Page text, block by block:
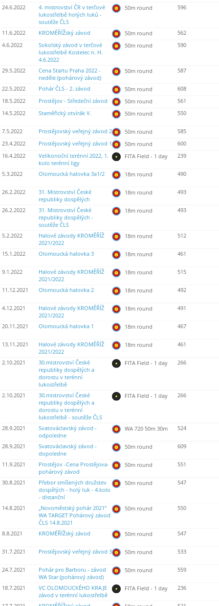
24.6.2022
4. mistrovství ČR v terčové
lukostřelbě holých luků -
soutěže ČLS
50m round 596
11.6.2022 KROMĚŘÍŽský závod 50m round
562
4.6.2022
Sokolský závod v terčové
lukostřelbě Kostelec n. H.
4.6.2022
50m round 590
29.5.2022
Cena Startu Praha 2022 -
neděle (pohárový závod)
50m round 587
22.5.2022 Pohár ČLS - 2. závod 50m round
608
18.5.2022
Prostějov - Středeční závod 50m round
561
14.5.2022
Staměřický otvírák V. 50m round 550
7.5.2022 Prostějovský veřejný závod 2 50m round
585
23.4.2022
Prostějovský veřejný závod 1 50m round
600
16.4.2022
Velikonoční terénní 2022, 1.
kolo terénní ligy
FITA Field - 1 day 239
5.3.2022 Olomoucká halovka 3a1/2 18m round 490
26.2.2022
31. Mistrovství České
republiky dospělých
18m round 493
26.2.2022
31. Mistrovství České
republiky dospělých -
soutěže ČLS
18m round 493
5.2.2022
Halové závody KROMĚŘÍŽ
2021/2022
18m round 512
15.1.2022 Olomoucká halovka 3 18m round 461
9.1.2022
Halové závody KROMĚŘÍŽ
2021/2022
18m round 515
11.12.2021 Olomoucká halovka 2 18m round 492
4.12.2021
Halové závody KROMĚŘÍŽ
2021/2022
18m round 491
20.11.2021 Olomoucká halovka 1 18m round 467
13.11.2021
Halové závody KROMĚŘÍŽ
2021/2022
18m round 461
2.10.2021
30.mistrovství České
republiky dospělých a
dorostu v terénní
lukostřelbě
FITA Field - 1 day 266
2.10.2021
30.mistrovství České
republiky dospělých a
dorostu v terénní
lukostřelbě - soutěže ČLS
FITA Field - 1 day 266
28.9.2021
Svatováclavský závod -
odpoledne
WA 720 50m 30m 524
28.9.2021
Svatováclavský závod -
dopoledne
50m round 609
11.9.2021
Prostějov -Cena Prostějova-
pohárový závod
50m round 551
30.8.2021
Přebor smíšených družstev
dospělých - holý luk - 4.kolo
- distanční
50m round 547
14.8.2021
„Novoměstský pohár 2021“
WA TARGET Pohárový závod
ČLS 14.8.2021
50m round 550
8.8.2021 KROMĚŘÍŽský závod 50m round 547
31.7.2021 Prostějovský veřejný závod 3 50m round 533
24.7.2021
Pohár pro Barboru - závod
WA Star (pohárový závod)
50m round 559
18.7.2021
VC OLOMOUCKÉHO KRAJE
závod v terénní lukostřelbě
FITA Field - 1 day 236